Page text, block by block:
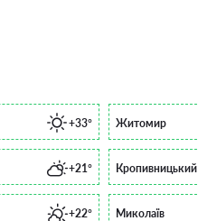
+33° Житомир
+21° Кропивницький
+22° Миколаїв